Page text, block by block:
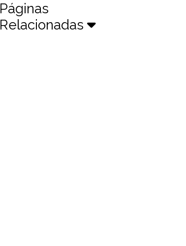
Páginas
Relacionadas